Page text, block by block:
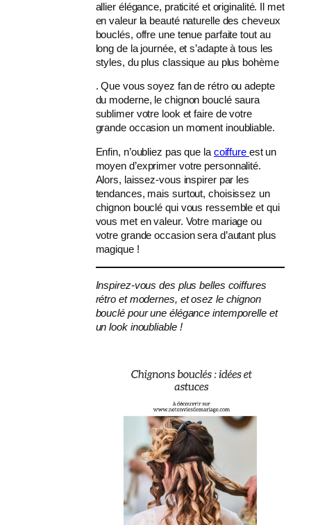
allier élégance, praticité et originalité. Il met
en valeur la beauté naturelle des cheveux
bouclés, offre une tenue parfaite tout au
long de la journée, et s’adapte à tous les
styles, du plus classique au plus bohème
. Que vous soyez fan de rétro ou adepte
du moderne, le chignon bouclé saura
sublimer votre look et faire de votre
grande occasion un moment inoubliable.
Enfin, n’oubliez pas que la coiffure est un
moyen d’exprimer votre personnalité.
Alors, laissez-vous inspirer par les
tendances, mais surtout, choisissez un
chignon bouclé qui vous ressemble et qui
vous met en valeur. Votre mariage ou
votre grande occasion sera d’autant plus
magique !
Inspirez-vous des plus belles coiffures
rétro et modernes, et osez le chignon
bouclé pour une élégance intemporelle et
un look inoubliable !